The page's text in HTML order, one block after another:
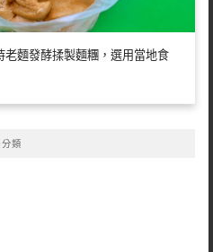
麵發酵揉製麵糰，選用當地食
分類